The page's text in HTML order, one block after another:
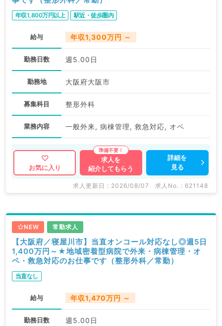
年収1,800万円以上 駅近・徒歩圏内
給与 年収1,300万円 ～
勤務日数 週5.00日
勤務地 大阪府大阪市
募集科目 整形外科
業務内容 一般外来, 病棟管理, 救急対応, オペ
お気に入り
求人を
紹介してもらう
詳細を
見る
求人更新日 : 2026/08/07 求人No. : 621148
NEW 常勤求人
【大阪府／寝屋川市】当直オンコール対応なし◎週5日
1,400万円～★地域密着型病院で外来・病棟管理・オ
ペ・救急対応のお仕事です（整形外科／常勤）
当直なし
給与 年収1,470万円 ～
勤務日数 週5.00日